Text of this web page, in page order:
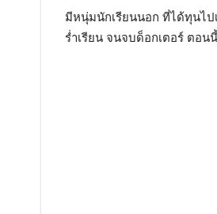
มีหนุ่มนักเรียนนอก ที่ได้ทุนไป
ร่ำเรียน จนจบด็อกเตอร์ ตอน